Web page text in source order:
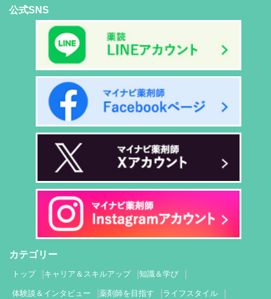
公式SNS
カテゴリー
トップ キャリア＆スキルアップ 知識＆学び
体験談＆インタビュー 薬剤師を目指す ライフスタイル